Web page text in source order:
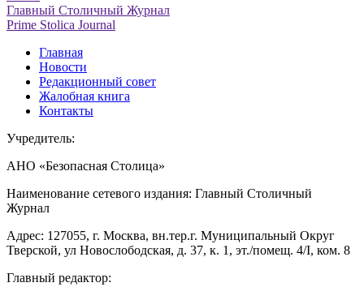
Главный Столичный Журнал
Prime Stolica Journal
Главная
Новости
Редакционный совет
Жалобная книга
Контакты
Учредитель:
АНО «Безопасная Столица»
Наименование сетевого издания: Главный Столичный
Журнал
Адрес: 127055, г. Москва, вн.тер.г. Муниципальный Округ
Тверской, ул Новослободская, д. 37, к. 1, эт./помещ. 4/I, ком. 8
Главный редактор: